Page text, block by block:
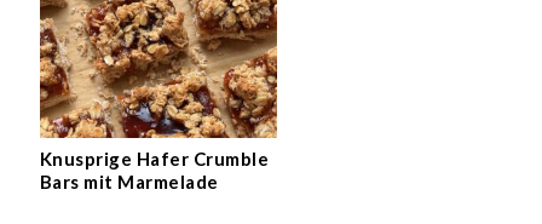
Knusprige Hafer Crumble
Bars mit Marmelade